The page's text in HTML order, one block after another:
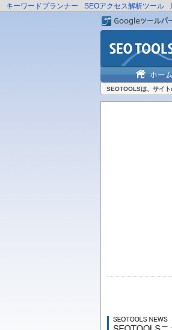
キーワードプランナー SEOアクセス解析ツール
SEOTOOLSは、サイト